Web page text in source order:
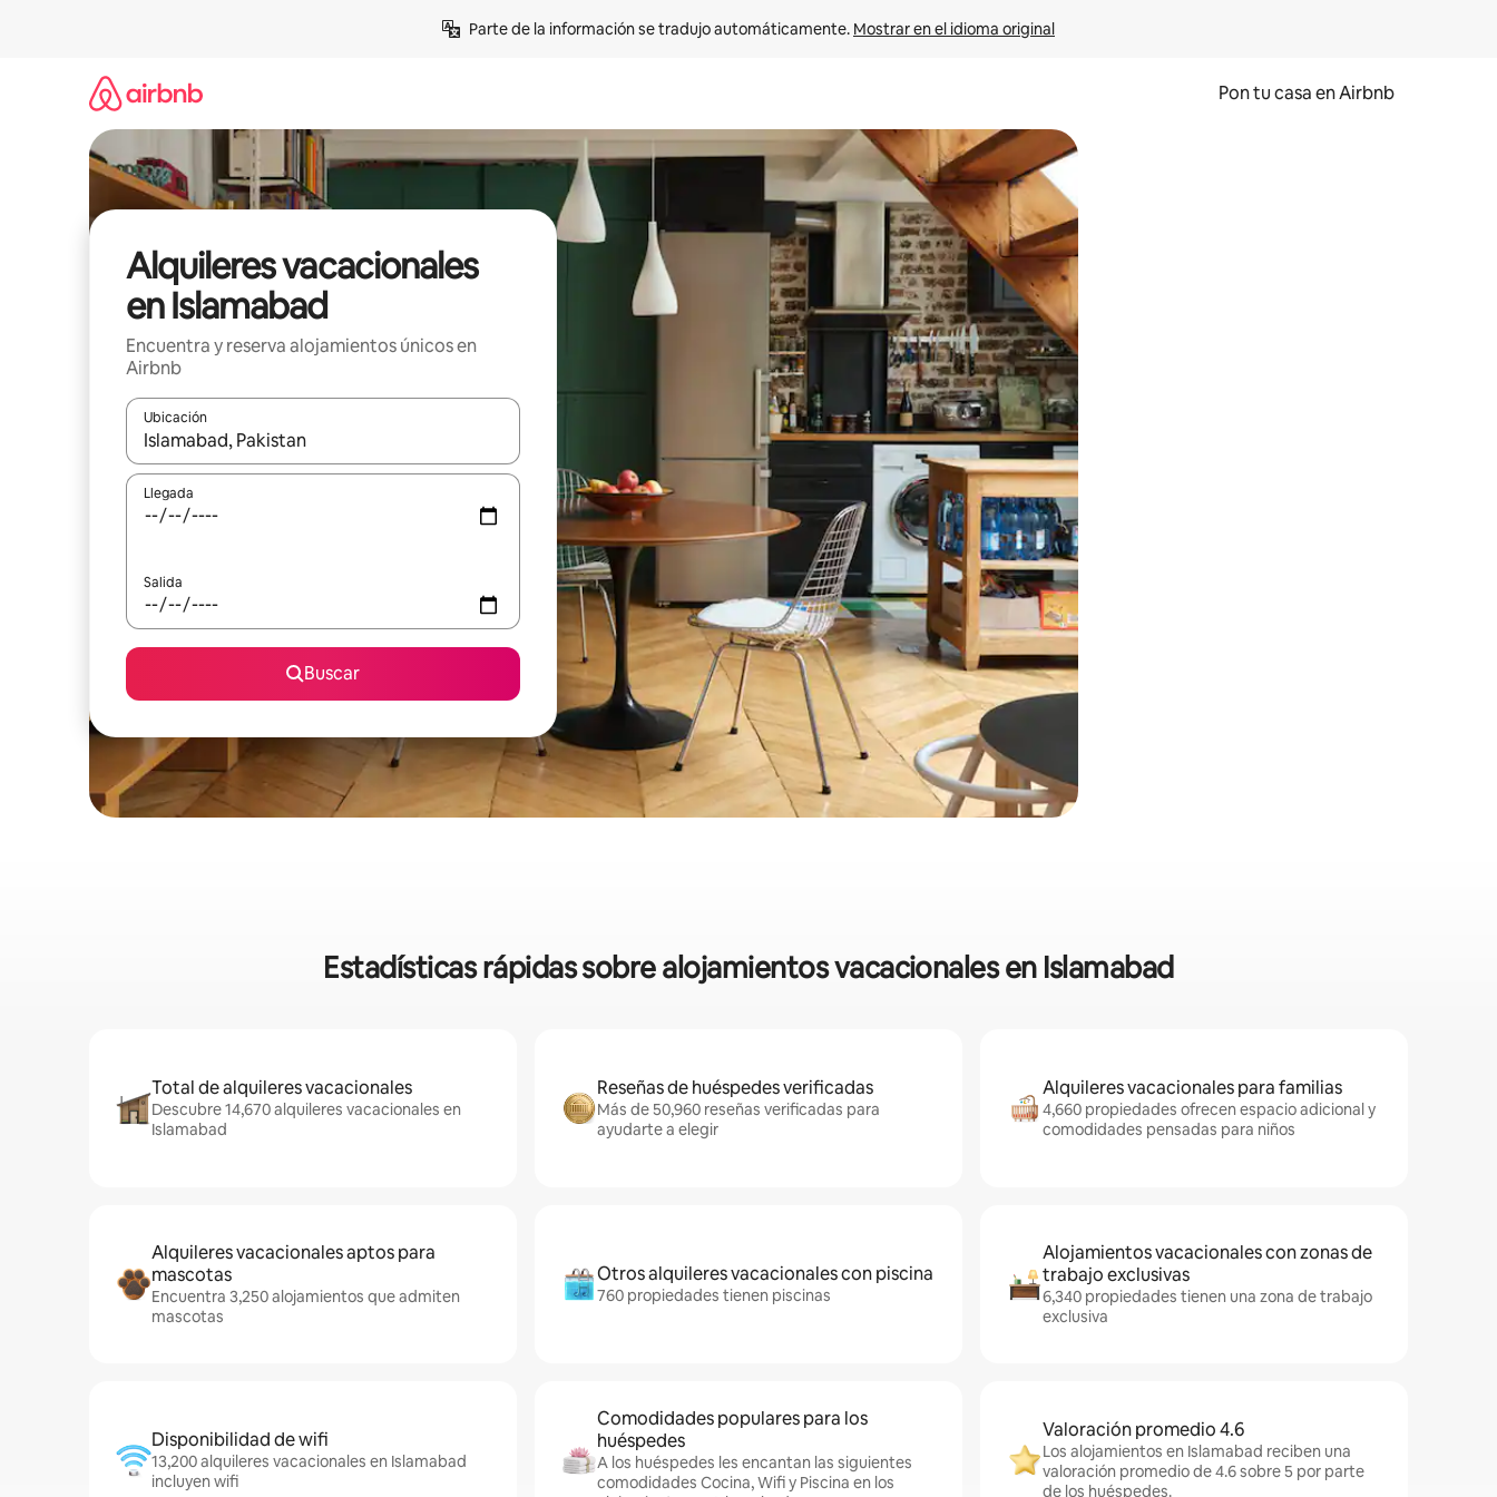
Parte de la información se tradujo automáticamente. Mostrar en el idioma original
Pon tu casa en Airbnb
Alquileres vacacionales
en Islamabad
Encuentra y reserva alojamientos únicos en
Airbnb
Ubicación
Cuando los resultados estén disponibles, navega con las teclas de flecha hacia arriba y hacia abajo o explora con el tacto o desliza el dedo.
Llegada
Salida
Buscar
Estadísticas rápidas sobre alojamientos vacacionales en Islamabad
Total de alquileres vacacionales
Descubre 14,670 alquileres vacacionales en
Islamabad
Reseñas de huéspedes verificadas
Más de 50,960 reseñas verificadas para
ayudarte a elegir
Alquileres vacacionales para familias
4,660 propiedades ofrecen espacio adicional y
comodidades pensadas para niños
Alquileres vacacionales aptos para
mascotas
Encuentra 3,250 alojamientos que admiten
mascotas
Otros alquileres vacacionales con piscina
760 propiedades tienen piscinas
Alojamientos vacacionales con zonas de
trabajo exclusivas
6,340 propiedades tienen una zona de trabajo
exclusiva
Disponibilidad de wifi
13,200 alquileres vacacionales en Islamabad
incluyen wifi
Comodidades populares para los
huéspedes
A los huéspedes les encantan las siguientes
comodidades Cocina, Wifi y Piscina en los
Valoración promedio 4.6
Los alojamientos en Islamabad reciben una
valoración promedio de 4.6 sobre 5 por parte
de los huéspedes.